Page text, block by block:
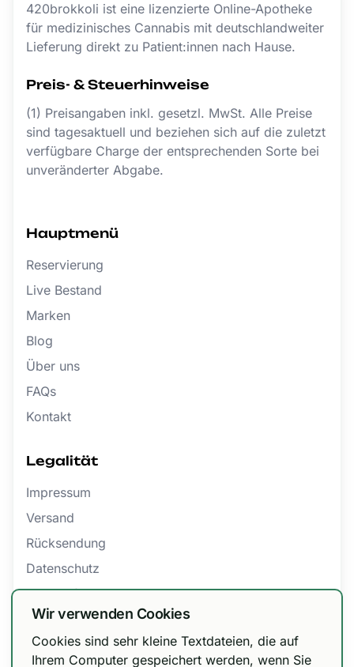
420brokkoli ist eine lizenzierte Online-Apotheke
für medizinisches Cannabis mit deutschlandweiter
Lieferung direkt zu Patient:innen nach Hause.
Preis- & Steuerhinweise
(1) Preisangaben inkl. gesetzl. MwSt. Alle Preise
sind tagesaktuell und beziehen sich auf die zuletzt
verfügbare Charge der entsprechenden Sorte bei
unveränderter Abgabe.
Hauptmenü
Reservierung
Live Bestand
Marken
Blog
Über uns
FAQs
Kontakt
Legalität
Impressum
Versand
Rücksendung
Datenschutz
Barrierefreiheit
AGB
Bestellung widerrufen
Wir haben unsere Versandoptionen
Wir verwenden Cookies
Cookies sind sehr kleine Textdateien, die auf
Ihrem Computer gespeichert werden, wenn Sie